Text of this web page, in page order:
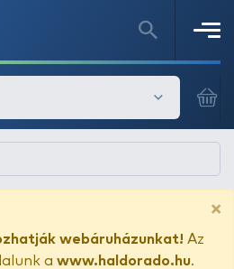
×
webáruházunkat! Az
a www.haldorado.hu.